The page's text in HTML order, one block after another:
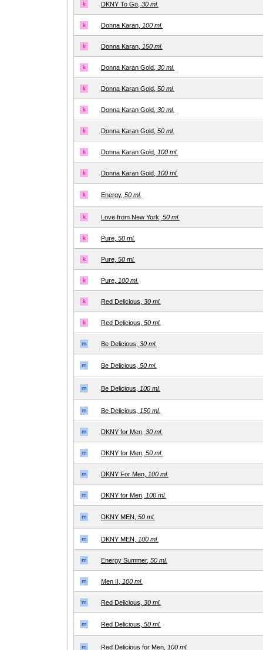
k DKNY To Go, 30 ml.
k Donna Karan, 100 ml.
k Donna Karan, 150 ml.
k Donna Karan Gold, 30 ml.
k Donna Karan Gold, 50 ml.
k Donna Karan Gold, 30 ml.
k Donna Karan Gold, 50 ml.
k Donna Karan Gold, 100 ml.
k Donna Karan Gold, 100 ml.
k Energy, 50 ml.
k Love from New York, 50 ml.
k Pure, 50 ml.
k Pure, 50 ml.
k Pure, 100 ml.
k Red Delicious, 30 ml.
k Red Delicious, 50 ml.
m Be Delicious, 30 ml.
m Be Delicious, 50 ml.
m Be Delicious, 100 ml.
m Be Delicious, 150 ml.
m DKNY for Men, 30 ml.
m DKNY for Men, 50 ml.
m DKNY For Men, 100 ml.
m DKNY for Men, 100 ml.
m DKNY MEN, 50 ml.
m DKNY MEN, 100 ml.
m Energy Summer, 50 ml.
m Men II, 100 ml.
m Red Delicious, 30 ml.
m Red Delicious, 50 ml.
m Red Delicious for Men, 100 ml.